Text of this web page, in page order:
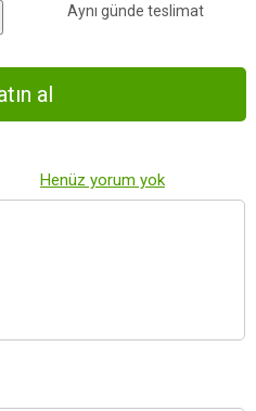
Aynı günde teslimat
Henüz yorum yok